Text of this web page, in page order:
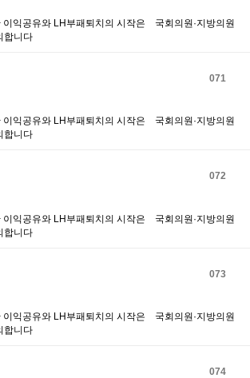
이익공유와 LH부패퇴치의 시작은 국회의원·지방의원
합니다
071
이익공유와 LH부패퇴치의 시작은 국회의원·지방의원
합니다
072
이익공유와 LH부패퇴치의 시작은 국회의원·지방의원
합니다
073
이익공유와 LH부패퇴치의 시작은 국회의원·지방의원
합니다
074